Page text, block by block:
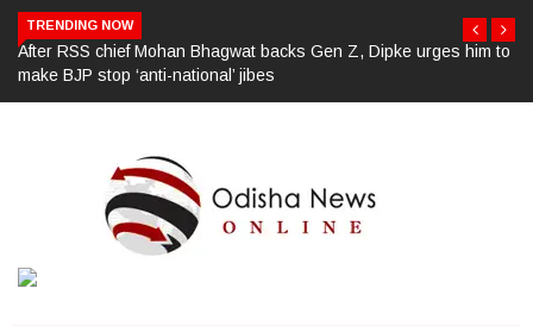
TRENDING NOW
Gen Z, Dipke urges him to ପୂର୍ବ ଶତ୍ରୁତାରୁ ବିଜେପି ନେତାଙ୍କ ହତ୍ୟା,